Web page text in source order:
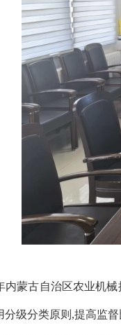
内蒙古自治区农业机
分级分类原则,提高监